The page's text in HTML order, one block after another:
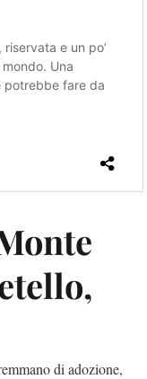
di adozione,